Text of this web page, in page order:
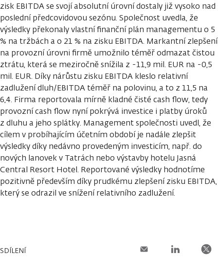
zisk EBITDA se svojí absolutní úrovní dostaly již vysoko nad
poslední předcovidovou sezónu. Společnost uvedla, že
výsledky překonaly vlastní finanční plán managementu o 5
% na tržbách a o 21 % na zisku EBITDA. Markantní zlepšení
na provozní úrovni firmě umožnilo téměř odmazat čistou
ztrátu, která se meziročně snížila z -11,9 mil. EUR na -0,5
mil. EUR. Díky nárůstu zisku EBITDA kleslo relativní
zadlužení dluh/EBITDA téměř na polovinu, a to z 11,5 na
6,4. Firma reportovala mírně kladné čisté cash flow, tedy
provozní cash flow nyní pokrývá investice i platby úroků
z dluhu a jeho splátky. Management společnosti uvedl, že
cílem v probíhajícím účetním období je nadále zlepšit
výsledky díky nedávno provedeným investicím, např. do
nových lanovek v Tatrách nebo výstavby hotelu Jasná
Central Resort Hotel. Reportované výsledky hodnotíme
pozitivně především díky prudkému zlepšení zisku EBITDA,
který se odrazil ve snížení relativního zadlužení.
SDÍLENÍ